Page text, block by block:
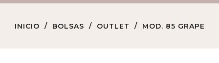
INICIO BOLSAS OUTLET MOD. 85 GRAPE